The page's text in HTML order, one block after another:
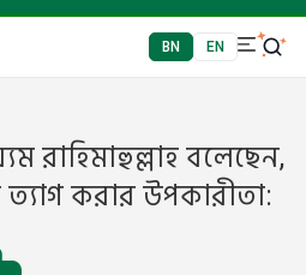
BN EN
রাহিমাহুল্লাহ বলেছেন,
করার উপকারীতা: